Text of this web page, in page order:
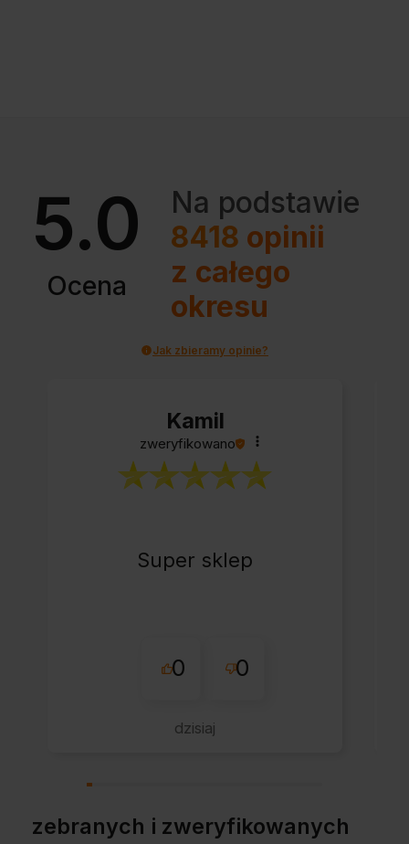
5.0
Ocena
Na podstawie
8418 opinii
z całego
okresu
Jak zbieramy opinie?
Kamil
zweryfikowano
Super sklep
0 0
dzisiaj
zebranych i zweryfikowanych